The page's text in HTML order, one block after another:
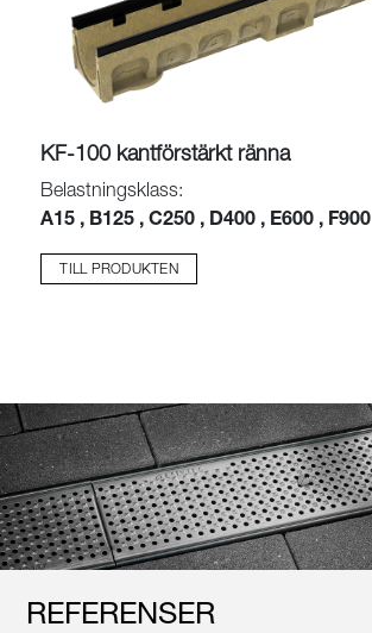
KF-100 kantförstärkt ränna
Belastningsklass:
A15 , B125 , C250 , D400 , E600 , F900
TILL PRODUKTEN
REFERENSER